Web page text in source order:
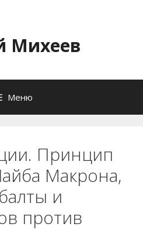
Михеев
Меню
Принцип
Макрона,
и
против